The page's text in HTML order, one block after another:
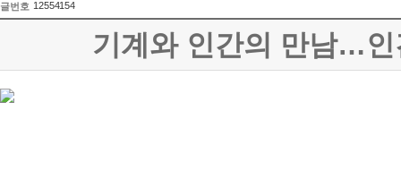
글번호 12554154
기계와 인간의 만남…